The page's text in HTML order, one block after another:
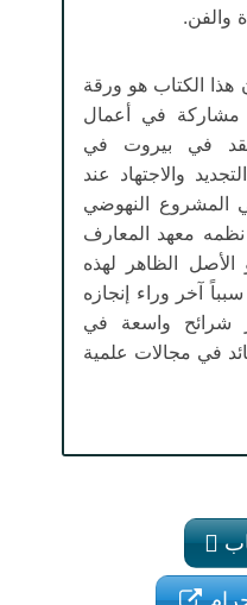
والفن.
هذا الكتاب هو ورقة
في أعمال
عقد في بيروت في
“التجديد والاجتهاد عند
المشروع النهوضي
نظمه معهد المعارف
الأصل الظاهر لهذه
آخر وراء إنجازه
شرائح واسعة في
في مجالات علمية